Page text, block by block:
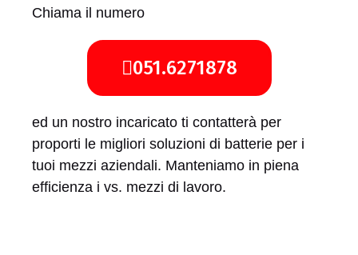
Chiama il numero
051.6271878
ed un nostro incaricato ti contatterà per
proporti le migliori soluzioni di batterie per i
tuoi mezzi aziendali. Manteniamo in piena
efficienza i vs. mezzi di lavoro.